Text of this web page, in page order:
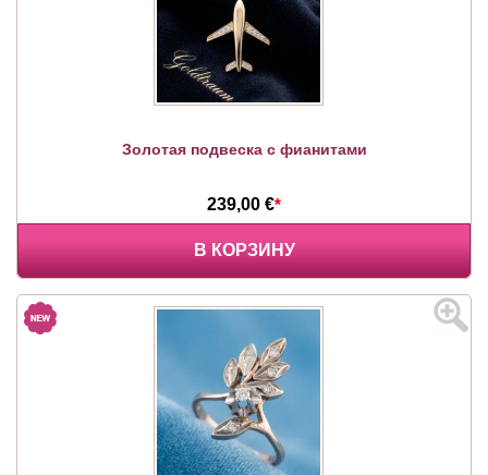
Золотая подвеска с фианитами
239,00 €*
В КОРЗИНУ